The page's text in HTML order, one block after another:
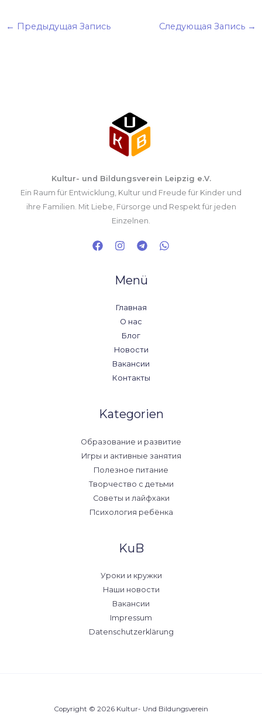
← Предыдущая Запись Следующая Запись →
Kultur- und Bildungsverein Leipzig e.V.
Ein Raum für Entwicklung, Kultur und Freude für Kinder und
ihre Familien. Mit Liebe, Fürsorge und Respekt für jeden
Einzelnen.
Menü
Главная
О нас
Блог
Новости
Вакансии
Контакты
Kategorien
Образование и развитие
Игры и активные занятия
Полезное питание
Творчество с детьми
Советы и лайфхаки
Психология ребёнка
KuB
Уроки и кружки
Наши новости
Вакансии
Impressum
Datenschutzerklärung
Copyright © 2026 Kultur- Und Bildungsverein